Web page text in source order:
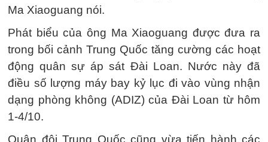
Ma Xiaoguang nói.
Phát biểu của ông Ma Xiaoguang được đưa ra
trong bối cảnh Trung Quốc tăng cường các hoạt
động quân sự áp sát Đài Loan. Nước này đã
điều số lượng máy bay kỷ lục đi vào vùng nhận
dạng phòng không (ADIZ) của Đài Loan từ hôm
1-4/10.
Quân đội Trung Quốc cũng vừa tiến hành các